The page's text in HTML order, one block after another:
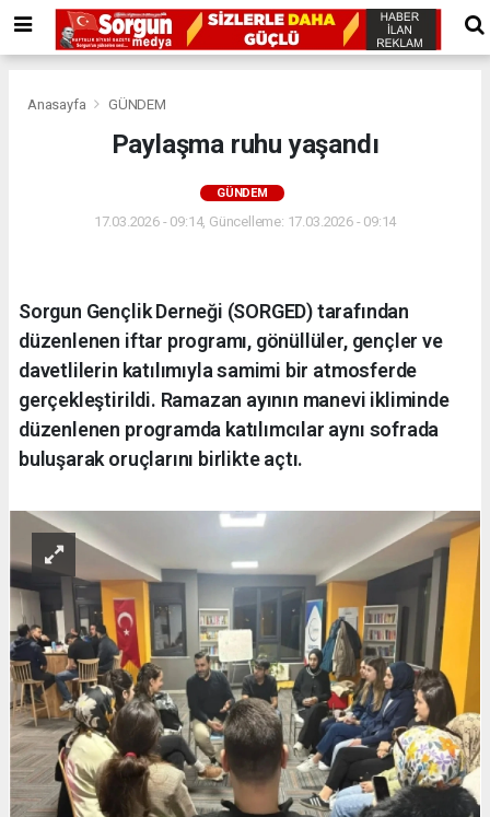
Anasayfa GÜNDEM
Paylaşma ruhu yaşandı
GÜNDEM
17.03.2026 - 09:14, Güncelleme: 17.03.2026 - 09:14
Sorgun Gençlik Derneği (SORGED) tarafından
düzenlenen iftar programı, gönüllüler, gençler ve
davetlilerin katılımıyla samimi bir atmosferde
gerçekleştirildi. Ramazan ayının manevi ikliminde
düzenlenen programda katılımcılar aynı sofrada
buluşarak oruçlarını birlikte açtı.